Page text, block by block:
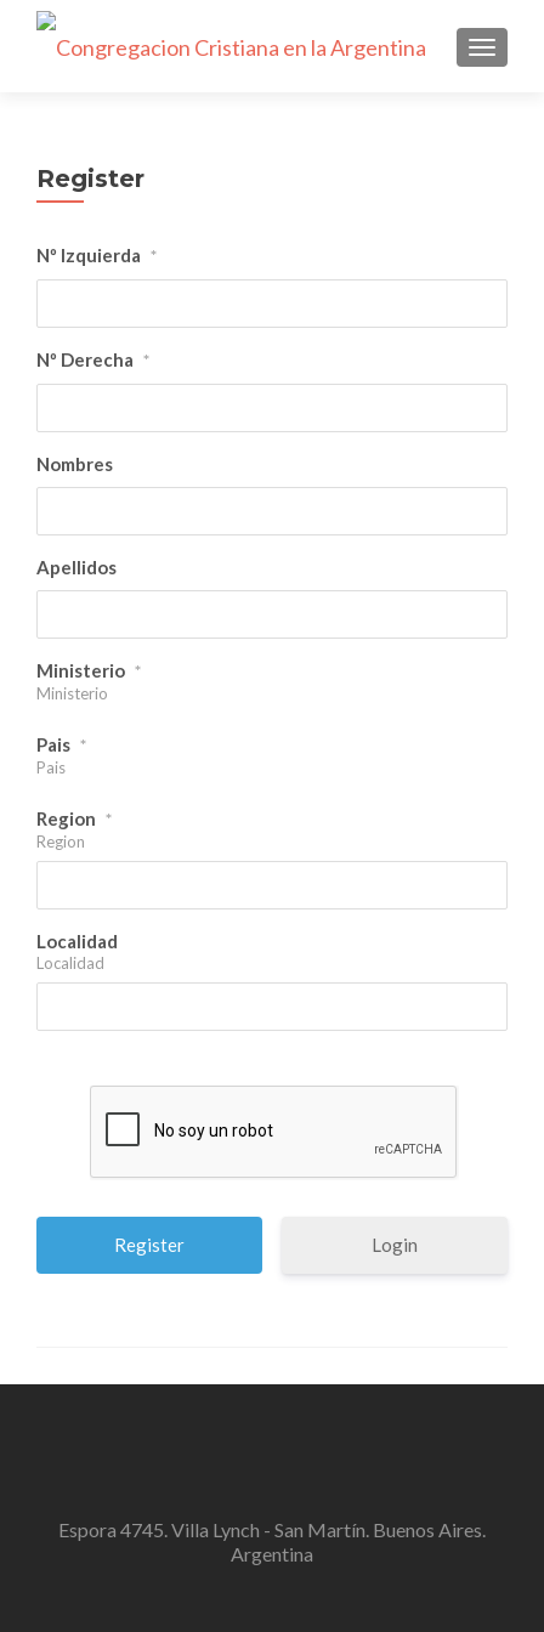
Register
Nº Izquierda *
Nº Derecha *
Nombres
Apellidos
Ministerio *
Ministerio
Pais *
Pais
Region *
Region
Localidad
Localidad
Login
Espora 4745. Villa Lynch - San Martín. Buenos Aires.
Argentina